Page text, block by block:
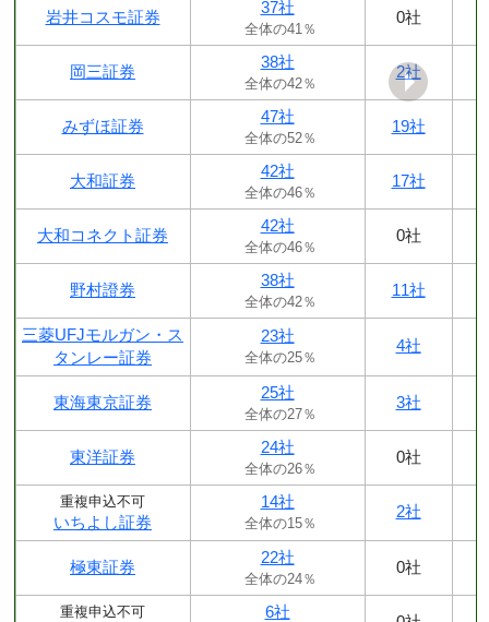
岩井コスモ証券
37社
全体の41％
0社
岡三証券
38社
全体の42％
2社
みずほ証券
47社
全体の52％
19社
大和証券
42社
全体の46％
17社
大和コネクト証券
42社
全体の46％
0社
野村證券
38社
全体の42％
11社
三菱UFJモルガン・ス
タンレー証券
23社
全体の25％
4社
東海東京証券
25社
全体の27％
3社
東洋証券
24社
全体の26％
0社
重複申込不可
いちよし証券
14社
全体の15％
2社
極東証券
22社
全体の24％
0社
重複申込不可 6社